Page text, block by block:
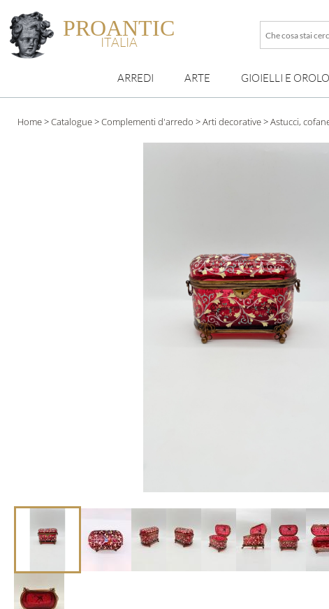
PROANTIC
ITALIA
Che
cercando
esattamente
ARREDI ARTE GIOIELLI E
Home>Catalogue>Complementi d'arredo >Arti decorative>Astucci,